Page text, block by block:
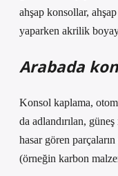
ahşap konsollar,
yaparken akrilik
Arabada
Konsol kaplama,
da adlandırılan, güneş
hasar gören
(örneğin karbon